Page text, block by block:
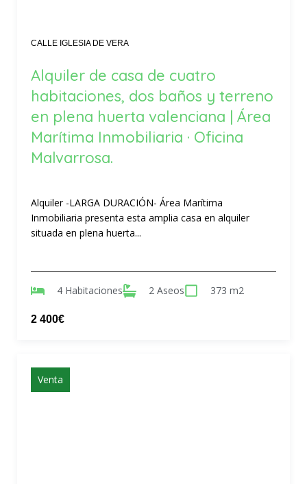
CALLE IGLESIA DE VERA
Alquiler de casa de cuatro
habitaciones, dos baños y terreno
en plena huerta valenciana | Área
Marítima Inmobiliaria · Oficina
Malvarrosa.
Alquiler -LARGA DURACIÓN- Área Marítima
Inmobiliaria presenta esta amplia casa en alquiler
situada en plena huerta...
4 Habitaciones 2 Aseos 373 m2
2 400€
Venta